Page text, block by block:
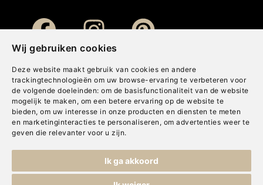
Wij gebruiken cookies
Deze website maakt gebruik van cookies en andere
trackingtechnologieën om uw browse-ervaring te verbeteren voor
de volgende doeleinden: om de basisfunctionaliteit van de website
mogelijk te maken , om een betere ervaring op de website te
bieden, om uw interesse in onze producten en diensten te meten
en marketinginteracties te personaliseren , om advertenties weer te
geven die relevanter voor u zijn.
Ik ga akkoord
Cookies